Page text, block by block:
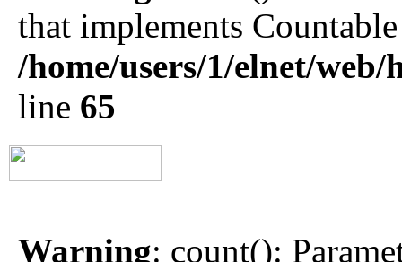
that implements
/home/users/1/elnet/
line 65
Warning: count():